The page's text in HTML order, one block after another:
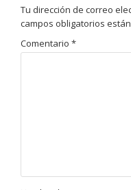
Tu dirección de correo
campos obligatorios
Comentario *